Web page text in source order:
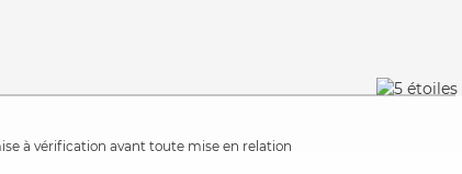
à vérification avant toute mise en relation